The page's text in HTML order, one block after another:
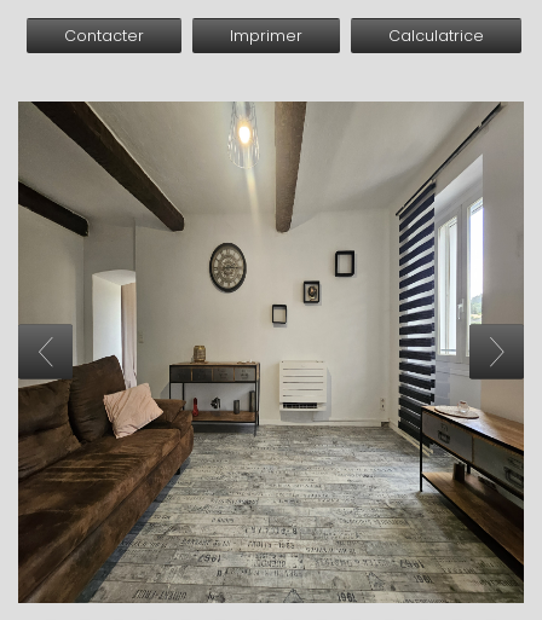
Contacter Imprimer Calculatrice